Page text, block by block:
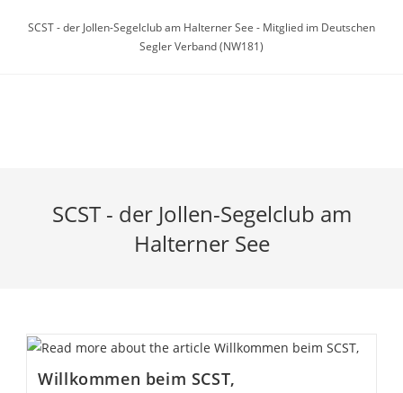
InhaltSCST - der Jollen-Segelclub am Halterner See - Mitglied im Deutschen
Segler Verband (NW181)
SCST - der Jollen-Segelclub am
Halterner See
Willkommen beim SCST,